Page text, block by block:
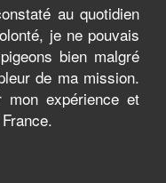
au quotidien
je ne pouvais
bien malgré
de ma mission.
expérience et